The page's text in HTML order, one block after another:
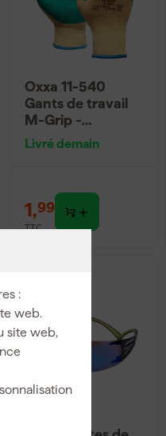
:
web.
site web,
Oxxa 11-540
Gants de travail
M-Grip -
Vert/Jaune - 8/M
Livré demain
1,99
TTC